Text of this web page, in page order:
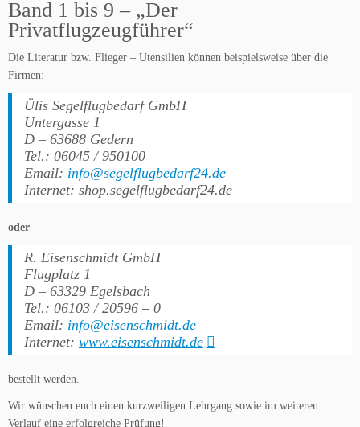
Band 1 bis 9 – „Der
Privatflugzeugführer“
Die Literatur bzw. Flieger – Utensilien können beispielsweise über die
Firmen:
Ülis Segelflugbedarf GmbH
Untergasse 1
D – 63688 Gedern
Tel.: 06045 / 950100
Email: info@segelflugbedarf24.de
Internet: shop.segelflugbedarf24.de
oder
R. Eisenschmidt GmbH
Flugplatz 1
D – 63329 Egelsbach
Tel.: 06103 / 20596 – 0
Email: info@eisenschmidt.de
Internet: www.eisenschmidt.de
bestellt werden.
Wir wünschen euch einen kurzweiligen Lehrgang sowie im weiteren
Verlauf eine erfolgreiche Prüfung!